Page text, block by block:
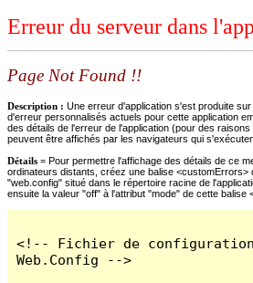
Erreur du serveur dans
Page Not Found !!
Description : Une erreur d'application s'est produite
d'erreur personnalisés actuels pour cette application
des détails de l'erreur de l'application (pour des
peuvent être affichés par les navigateurs qui
Détails = Pour permettre l'affichage des détails de ce
ordinateurs distants, créez une balise <customErrors>
"web.config" situé dans le répertoire racine de
ensuite la valeur "off" à l'attribut "mode" de cette balise
<!-- Fichier de configuration
Web.Config -->